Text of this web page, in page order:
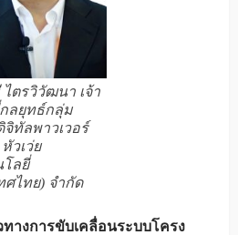
ไตรวิวัฒนา เจ้า
ลยุทธ์กลุ่ม
จิทัลพาวเวอร์
วเว่ย
โลยี่
ศไทย) จำกัด
างการขับเคลื่อนระบบโครง